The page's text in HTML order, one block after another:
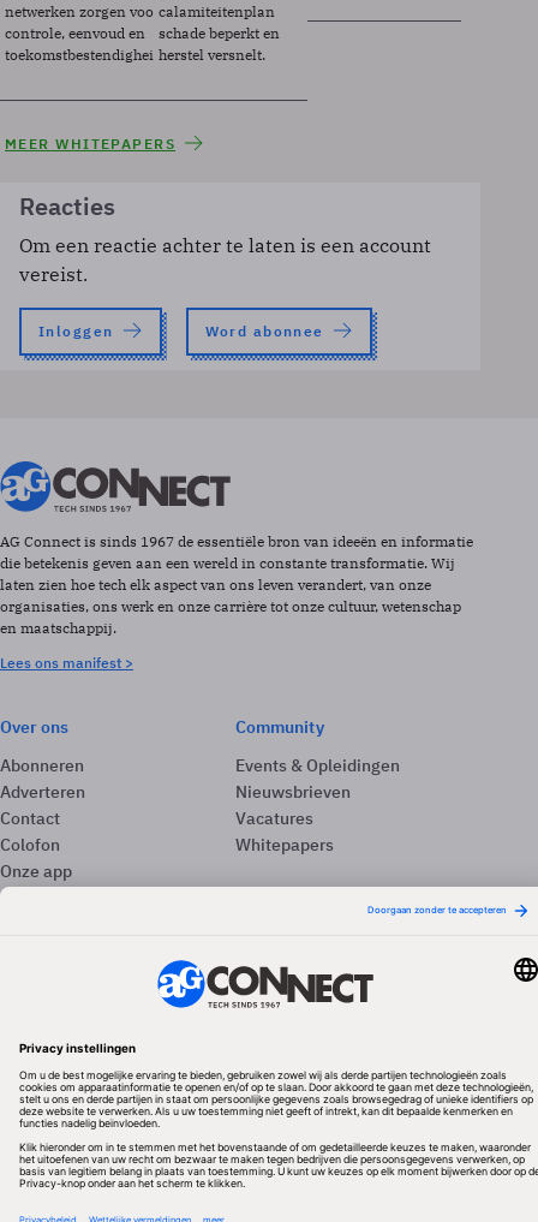
netwerken zorgen voor
controle, eenvoud en
toekomstbestendigheid.
calamiteitenplan
schade beperkt en
herstel versnelt.
MEER WHITEPAPERS
Reacties
Om een reactie achter te laten is een account
vereist.
Inloggen Word abonnee
AG Connect is sinds 1967 de essentiële bron van ideeën en informatie
die betekenis geven aan een wereld in constante transformatie. Wij
laten zien hoe tech elk aspect van ons leven verandert, van onze
organisaties, ons werk en onze carrière tot onze cultuur, wetenschap
en maatschappij.
Lees ons manifest >
Over ons
Abonneren
Adverteren
Contact
Colofon
Onze app
Privacyinstellingen
Community
Events & Opleidingen
Nieuwsbrieven
Vacatures
Whitepapers
Redactionele partner
Algemene Voorwaarden & Copyrights